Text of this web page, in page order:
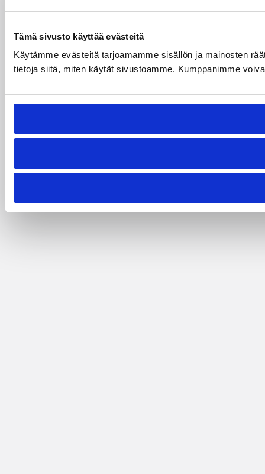
Tämä sivusto käyttää evästeitä
Käytämme evästeitä tarjoamamme sisällön ja mainosten
tietoja siitä, miten käytät sivustoamme. Kumppanimme